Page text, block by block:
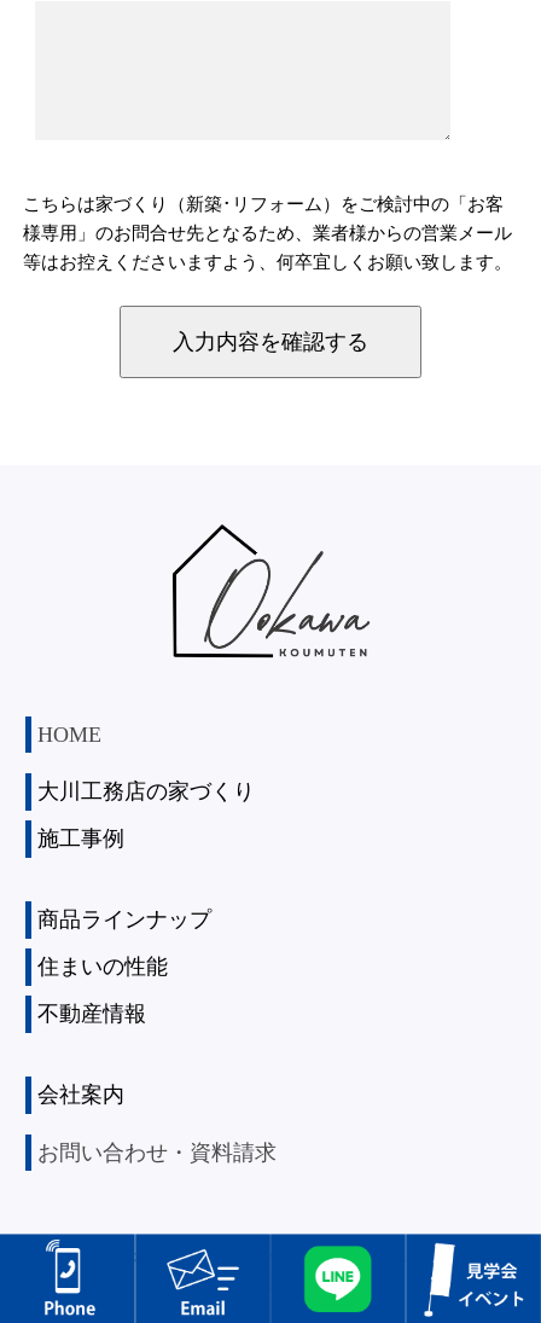
こちらは家づくり（新築･リフォーム）をご検討中の「お客
様専用」のお問合せ先となるため、業者様からの営業メール
等はお控えくださいますよう、何卒宜しくお願い致します。
HOME
大川工務店の家づくり
施工事例
商品ラインナップ
住まいの性能
不動産情報
会社案内
お問い合わせ・資料請求
Copyright ©
兵庫・大阪の注文住宅リフォーム｜尼崎市で創業100年以上｜株式会社
大川工務店.
All rights reserved.